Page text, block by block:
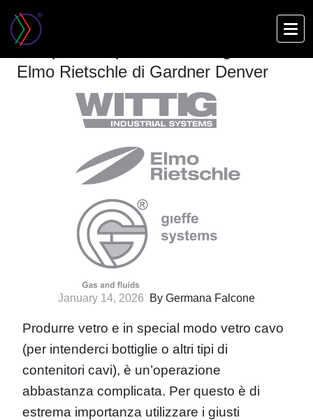
Skip
main
content
Compressori per vuoto Wittig ed
Elmo Rietschle di Gardner Denver
January 14, 2026 By Germana Falcone
Produrre vetro e in special modo vetro cavo
(per intenderci bottiglie o altri tipi di
contenitori cavi), è un’operazione
abbastanza complicata. Per questo è di
estrema importanza utilizzare i giusti